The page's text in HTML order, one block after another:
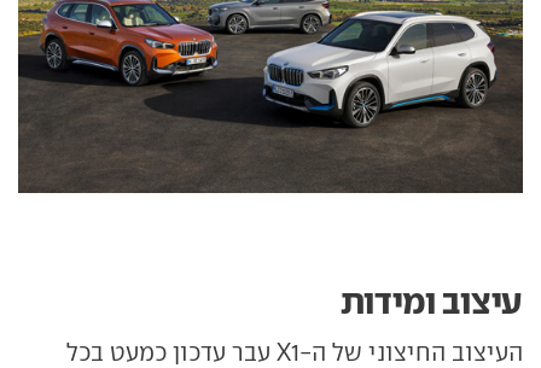
עיצוב ומידות
העיצוב החיצוני של ה-X1 עבר עדכון כמעט בכל